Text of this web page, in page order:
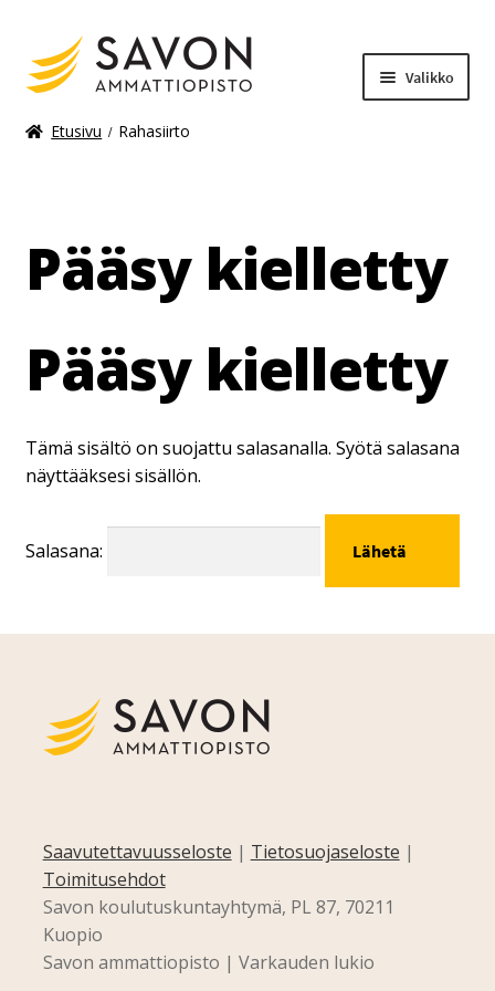
Valikko
Etusivu Rahasiirto
Pääsy kielletty
Pääsy kielletty
Tämä sisältö on suojattu salasanalla. Syötä salasana
näyttääksesi sisällön.
Salasana:
Saavutettavuusseloste | Tietosuojaseloste |
Toimitusehdot
Savon koulutuskuntayhtymä, PL 87, 70211
Kuopio
Savon ammattiopisto | Varkauden lukio